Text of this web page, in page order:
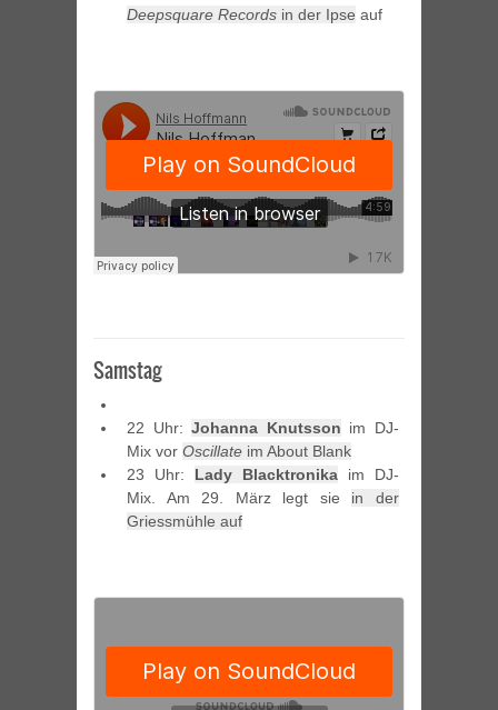
Deepsquare Records in der Ipse auf
Samstag
22 Uhr:Johanna Knutsson im DJ-
Mix vorOscillate im About Blank
23 Uhr: Lady Blacktronikaim DJ-
Mix. Am 29. März legt sie in der
Griessmühle auf